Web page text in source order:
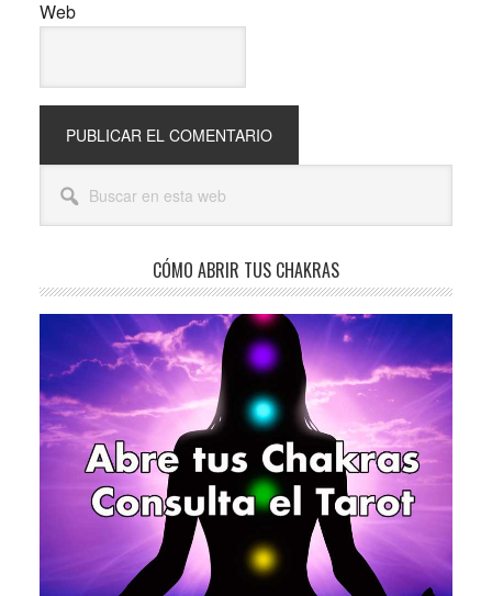
Web
Barra
lateral
esta
CÓMO ABRIR TUS CHAKRAS